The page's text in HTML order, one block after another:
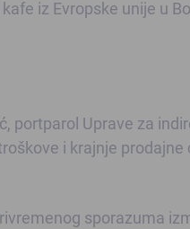
iz Evropske unije u
portparol Uprave za
i krajnje
sporazuma